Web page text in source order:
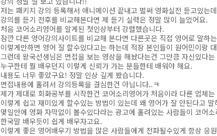
저는 패키지 강의 등록해서 애니메이션 끝내고 벌써 영화실전 듣고있는
강의를 듣기 전후를 비교해본다면 제 듣기 실력은 정말 많이 늘었어요.
처음 코어소리영어를 알게된 첫인상부터 강렬했습니다.
잠깐 다른 영어강의사이트를 비교해 본다면 다른곳은 직접 영어로 말하
이렇게만하면 영어 잘 할수있다고는 하는데 적장 본인들이 원어민이랑
그런데 왕국선생님은 면접을 보는 영상을 해놨다는건 그만큼 자신있다는
누구한테 뭘 배우던지 이렇게 신뢰가 가는 분들한테 배워야 해요.
내용도 너무 좋았구요! 정말 인상 깊게 봤습니다.
면접내용에 홀려서 강의등록을 결심한건 아닙니다..ㅋ
제가 제대로 회화공부를 시작한건 코어소리영어가 처음이라 다른 업체
이렇게 쉽고 재미있게 할수있는 방법이 있는데 왜 영어가 잘 안된다고
몇일만에 영화 자막없이 볼수있다라는 광고에 홀려있는 사람들이 코어
한국말 배우듯이 쉽게 배우자고요.
이렇게 좋은 영어배우기 방법을 많은 사람들에게 전파될수있게 항상 응